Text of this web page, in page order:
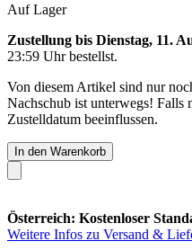
Auf Lager
Zustellung bis Dienstag, 11.
23:59 Uhrbestellst.
Von diesem Artikel sind nur
Nachschub ist unterwegs! Falls
Zustelldatum beeinflussen.
In den Warenkorb
Österreich: Kostenloser
Weitere Infos zu Versand &